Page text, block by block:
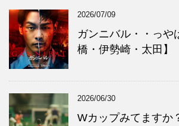
ブ
ゴ
ー
2026/07/09
ガンニバル・・っや
橋・伊勢崎・太田】
2026/06/30
Wカップみてますか